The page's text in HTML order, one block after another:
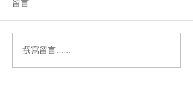
留言
撰寫留言......